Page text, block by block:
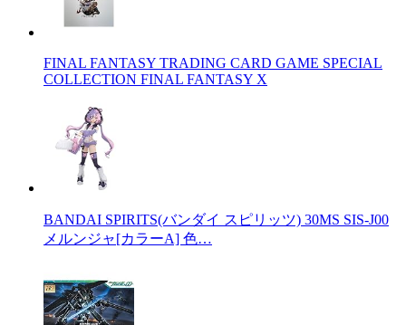
FINAL FANTASY TRADING CARD GAME SPECIAL
COLLECTION FINAL FANTASY X
BANDAI SPIRITS(バンダイ スピリッツ) 30MS SIS-J00
メルンジャ[カラーA] 色…